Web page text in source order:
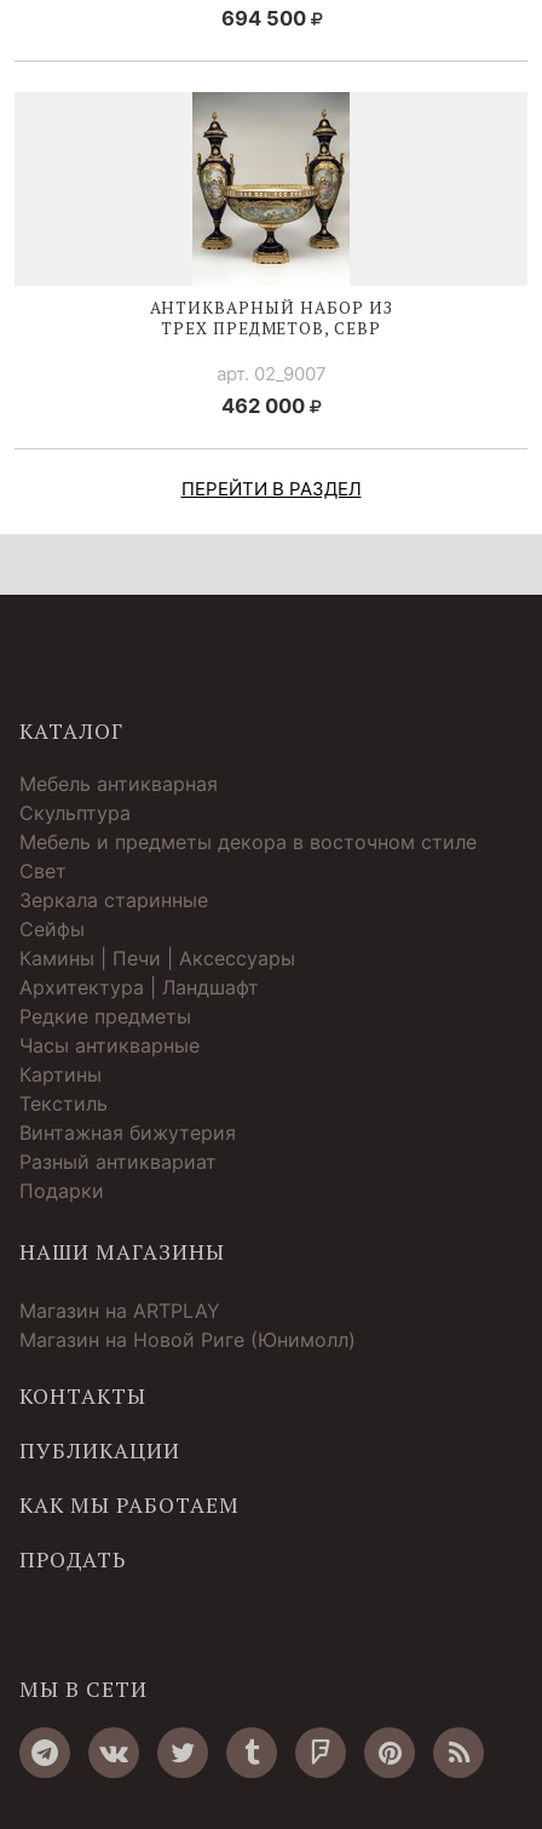
694 500
АНТИКВАРНЫЙ НАБОР ИЗ
ТРЕХ ПРЕДМЕТОВ, СЕВР
арт. 02_9007
462 000
ПЕРЕЙТИ В РАЗДЕЛ
КАТАЛОГ
Мебель антикварная
Скульптура
Мебель и предметы декора в восточном стиле
Свет
Зеркала старинные
Cейфы
Камины | Печи | Аксессуары
Архитектура | Ландшафт
Редкие предметы
Часы антикварные
Картины
Текстиль
Винтажная бижутерия
Разный антиквариат
Подарки
НАШИ МАГАЗИНЫ
Магазин на ARTPLAY
Магазин на Новой Риге (Юнимолл)
КОНТАКТЫ
ПУБЛИКАЦИИ
КАК МЫ РАБОТАЕМ
ПРОДАТЬ
МЫ В СЕТИ